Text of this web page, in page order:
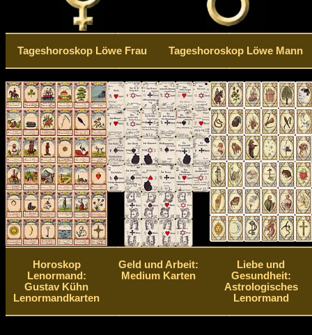
Tageshoroskop Löwe Frau Tageshoroskop Löwe Mann
Horoskop
Lenormand:
Gustav Kühn
Lenormandkarten
Geld und Arbeit:
Medium Karten
Liebe und
Gesundheit:
Astrologisches
Lenormand